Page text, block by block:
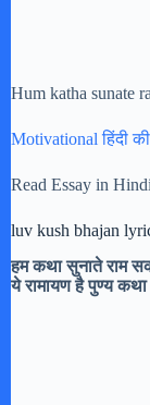
Hum katha sunate
Motivational हिंदी
Read Essay in
luv kush bhajan
हम कथा सुनाते राम
ये रामायण है पुण्य कथा